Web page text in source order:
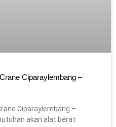
Ciparaylembang –
Ciparaylembang –
akan alat berat